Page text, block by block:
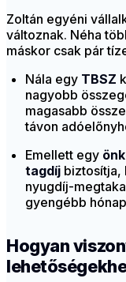
Zoltán egyéni
változnak. Néha
máskor csak pár
Nála egy TBSZ
nagyobb
magasabb
távon
Emellett egy
tagdíj biztosítja,
nyugdíj-
gyengébb
Hogyan